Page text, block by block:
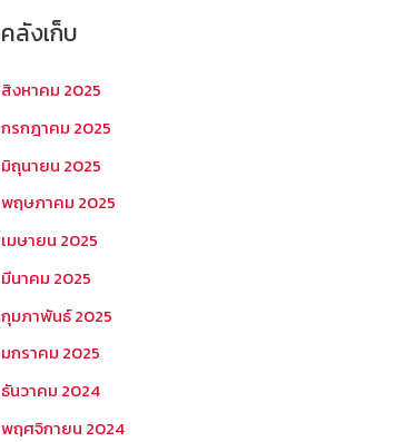
คลังเก็บ
สิงหาคม 2025
กรกฎาคม 2025
มิถุนายน 2025
พฤษภาคม 2025
เมษายน 2025
มีนาคม 2025
กุมภาพันธ์ 2025
มกราคม 2025
ธันวาคม 2024
พฤศจิกายน 2024